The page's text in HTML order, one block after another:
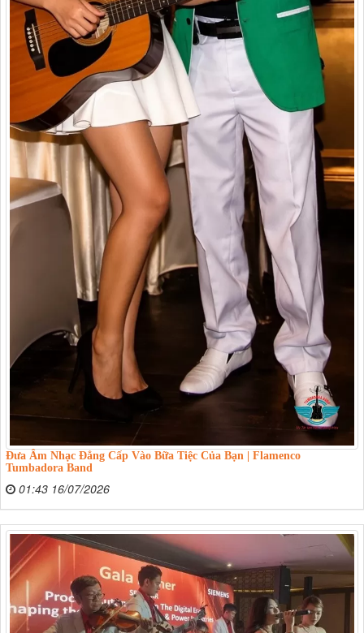
Đưa Âm Nhạc Đẳng Cấp Vào Bữa Tiệc Của Bạn | Flamenco
Tumbadora Band
01:43 16/07/2026